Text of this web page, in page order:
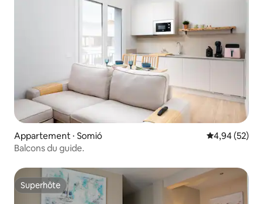
Appartement ⋅ Somió Évaluation
4,94 (52)
Balcons du guide.
Superhôte
Superhôte